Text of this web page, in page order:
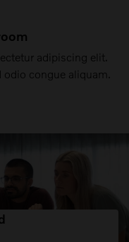
adipiscing elit.
congue aliquam.